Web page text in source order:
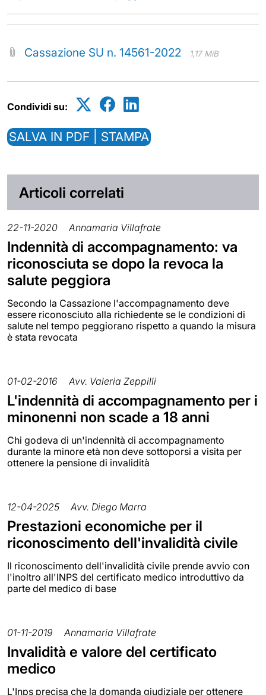
Cassazione SU n. 14561-2022 1,17 MiB
Condividi su:
SALVA IN PDF | STAMPA
Articoli correlati
22-11-2020 Annamaria Villafrate
Indennità di accompagnamento: va
riconosciuta se dopo la revoca la
salute peggiora
Secondo la Cassazione l'accompagnamento deve
essere riconosciuto alla richiedente se le condizioni di
salute nel tempo peggiorano rispetto a quando la misura
è stata revocata
01-02-2016 Avv. Valeria Zeppilli
L'indennità di accompagnamento per i
minonenni non scade a 18 anni
Chi godeva di un'indennità di accompagnamento
durante la minore età non deve sottoporsi a visita per
ottenere la pensione di invalidità
12-04-2025 Avv. Diego Marra
Prestazioni economiche per il
riconoscimento dell'invalidità civile
Il riconoscimento dell'invalidità civile prende avvio con
l'inoltro all'INPS del certificato medico introduttivo da
parte del medico di base
01-11-2019 Annamaria Villafrate
Invalidità e valore del certificato
medico
L'Inps precisa che la domanda giudiziale per ottenere